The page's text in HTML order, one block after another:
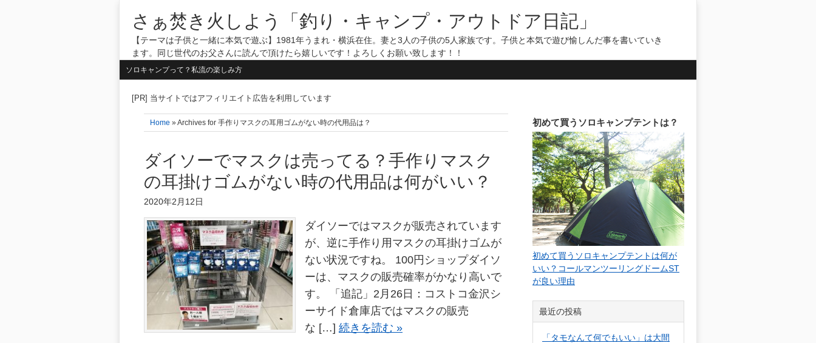
さぁ焚き火しよう「釣り・キャンプ・アウトドア日記」
【テーマは子供と一緒に本気で遊ぶ】1981年うまれ・横浜在住。妻と3人の子供の5人家族です。子供と本気で遊び愉しんだ事を書いていき
ます。同じ世代のお父さんに読んで頂けたら嬉しいです！よろしくお願い致します！！
ソロキャンプって？私流の楽しみ方
[PR] 当サイトではアフィリエイト広告を利用しています
Home » Archives for 手作りマスクの耳用ゴムがない時の代用品は？
ダイソーでマスクは売ってる？手作りマスク
の耳掛けゴムがない時の代用品は何がいい？
2020年2月12日
ダイソーではマスクが販売されています
が、逆に手作り用マスクの耳掛けゴムが
ない状況ですね。 100円ショップダイソ
ーは、マスクの販売確率がかなり高いで
す。 「追記」2月26日：コストコ金沢シ
ーサイド倉庫店ではマスクの販売
な […] 続きを読む »
初めて買うソロキャンプテントは？
初めて買うソロキャンプテントは何が
いい？コールマンツーリングドームST
が良い理由
最近の投稿
「タモなんて何でもいい」は大間